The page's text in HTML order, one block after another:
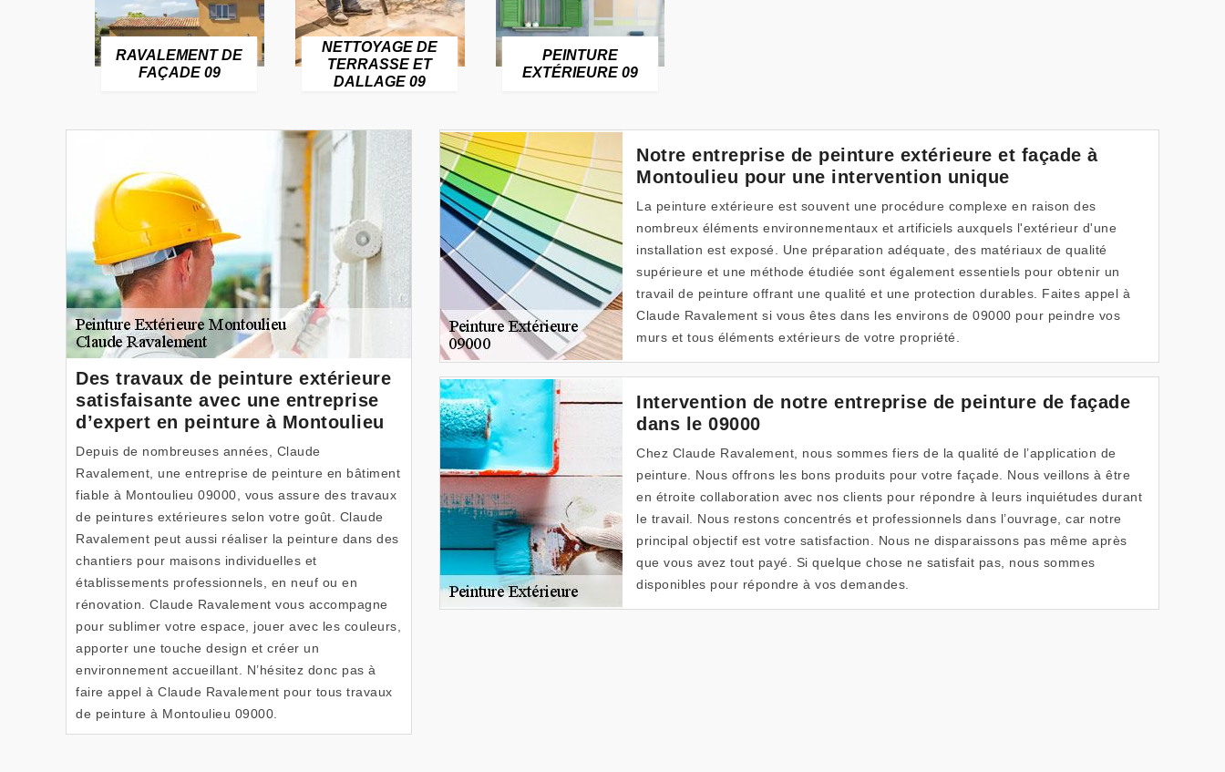
RAVALEMENT DE
FAÇADE 09
NETTOYAGE DE
TERRASSE ET
DALLAGE 09
PEINTURE
EXTÉRIEURE 09
Des travaux de peinture extérieure
satisfaisante avec une entreprise
d’expert en peinture à Montoulieu
Depuis de nombreuses années, Claude
Ravalement, une entreprise de peinture en bâtiment
fiable à Montoulieu 09000, vous assure des travaux
de peintures extérieures selon votre goût. Claude
Ravalement peut aussi réaliser la peinture dans des
chantiers pour maisons individuelles et
établissements professionnels, en neuf ou en
rénovation. Claude Ravalement vous accompagne
pour sublimer votre espace, jouer avec les couleurs,
apporter une touche design et créer un
environnement accueillant. N’hésitez donc pas à
faire appel à Claude Ravalement pour tous travaux
de peinture à Montoulieu 09000.
Notre entreprise de peinture extérieure et façade à
Montoulieu pour une intervention unique
La peinture extérieure est souvent une procédure complexe en raison des
nombreux éléments environnementaux et artificiels auxquels l'extérieur d'une
installation est exposé. Une préparation adéquate, des matériaux de qualité
supérieure et une méthode étudiée sont également essentiels pour obtenir un
travail de peinture offrant une qualité et une protection durables. Faites appel à
Claude Ravalement si vous êtes dans les environs de 09000 pour peindre vos
murs et tous éléments extérieurs de votre propriété.
Intervention de notre entreprise de peinture de façade
dans le 09000
Chez Claude Ravalement, nous sommes fiers de la qualité de l’application de
peinture. Nous offrons les bons produits pour votre façade. Nous veillons à être
en étroite collaboration avec nos clients pour répondre à leurs inquiétudes durant
le travail. Nous restons concentrés et professionnels dans l’ouvrage, car notre
principal objectif est votre satisfaction. Nous ne disparaissons pas même après
que vous avez tout payé. Si quelque chose ne satisfait pas, nous sommes
disponibles pour répondre à vos demandes.